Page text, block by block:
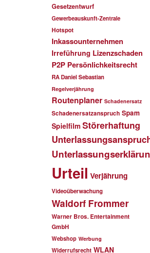
Gesetzentwurf
Gewerbeauskunft-Zentrale
Hotspot
Inkassounternehmen
Irreführung Lizenzschaden
P2P Persönlichkeitsrecht
RA Daniel Sebastian
Regelverjährung
Routenplaner Schadenersatz
Schadenersatzanspruch Spam
Spielfilm Störerhaftung
Urteil Verjährung
Videoüberwachung
Waldorf Frommer
Warner Bros. Entertainment
GmbH
Webshop Werbung
Widerrufsrecht WLAN